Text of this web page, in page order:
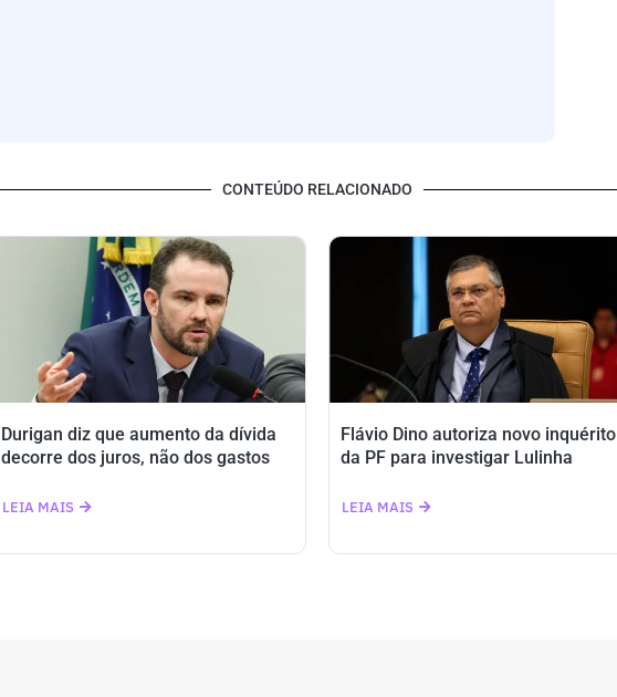
CONTEÚDO RELACIONADO
Durigan diz que aumento da dívida
decorre dos juros, não dos gastos
LEIA MAIS
Flávio Dino autoriza novo inquérito
da PF para investigar Lulinha
LEIA MAIS